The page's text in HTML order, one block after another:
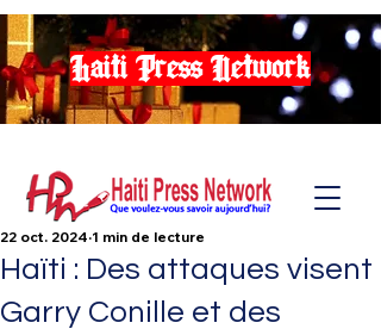
Haiti Press Network
Haïti : Des attaques visent
Garry Conille et des
22 oct. 2024 1 min de lecture